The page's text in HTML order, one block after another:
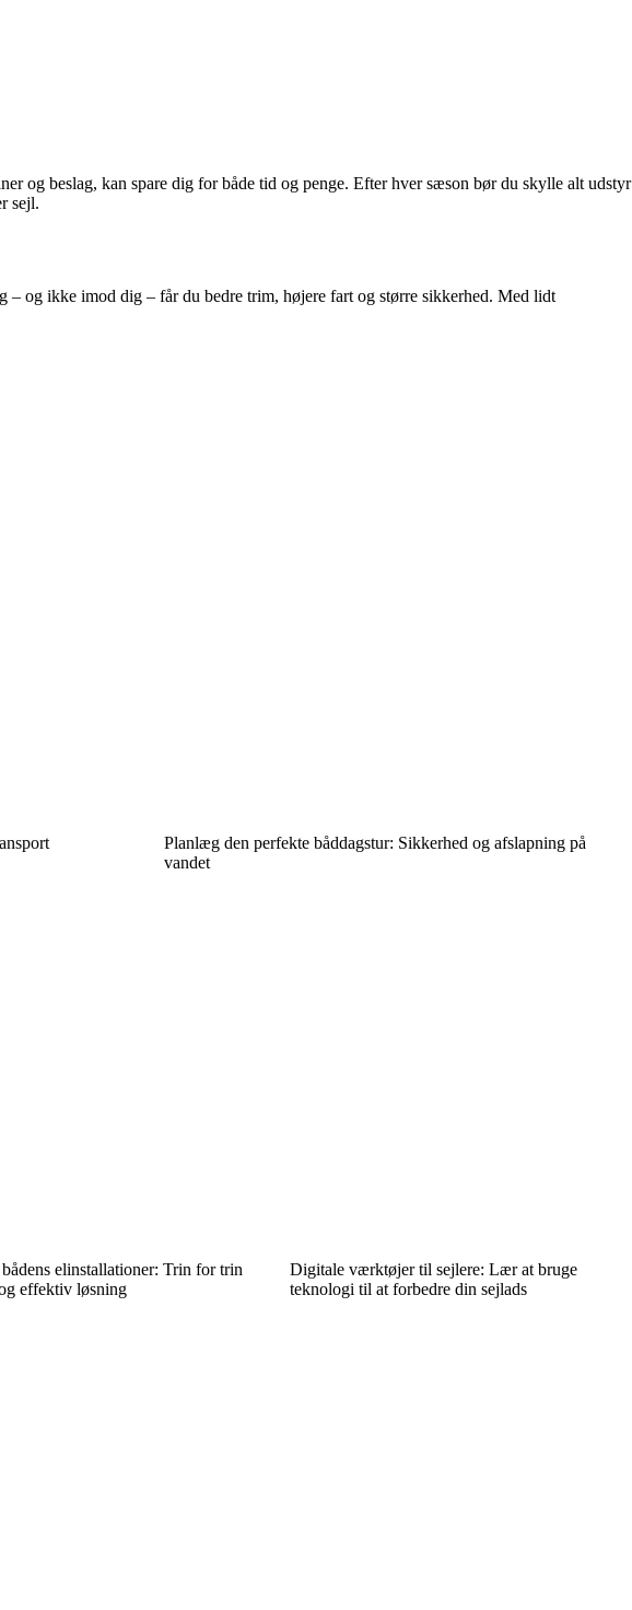
og beslag, kan spare dig for både tid og penge. Efter hver sæson bør du skylle alt udstyr
sejl.
– og ikke imod dig – får du bedre trim, højere fart og større sikkerhed. Med lidt
Planlæg den perfekte båddagstur: Sikkerhed og afslapning på
vandet
elinstallationer: Trin for trin
effektiv løsning
Digitale værktøjer til sejlere: Lær at bruge
teknologi til at forbedre din sejlads